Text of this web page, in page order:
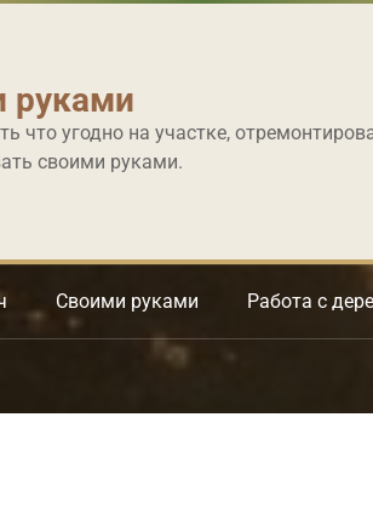
руками
что угодно на участке,
своими руками.
Своими руками Работа с